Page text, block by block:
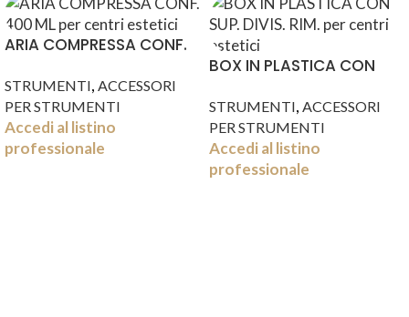
ARIA COMPRESSA CONF.
STRUMENTI, ACCESSORI
PER STRUMENTI
Accedi al listino
professionale
BOX IN PLASTICA CON
STRUMENTI, ACCESSORI
PER STRUMENTI
Accedi al listino
professionale